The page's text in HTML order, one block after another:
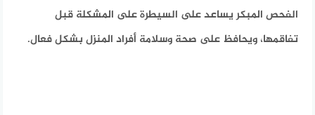
الفحص المبكر يساعد على السيطرة على المشكلة قبل
تفاقمها، ويحافظ على صحة وسلامة أفراد المنزل بشكل فعال.